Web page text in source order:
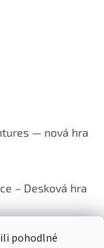
pohodlné
— nová hra
– Desková hra
Česku